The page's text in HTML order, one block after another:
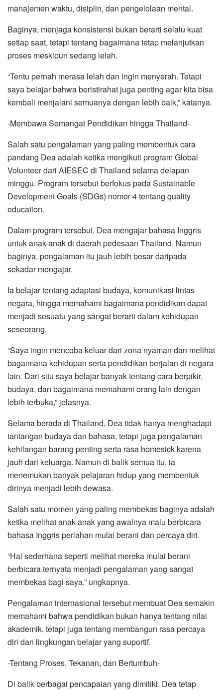
manajemen waktu, disiplin, dan pengelolaan mental.
Baginya, menjaga konsistensi bukan berarti selalu kuat
setiap saat, tetapi tentang bagaimana tetap melanjutkan
proses meskipun sedang lelah.
“Tentu pernah merasa lelah dan ingin menyerah. Tetapi
saya belajar bahwa beristirahat juga penting agar kita bisa
kembali menjalani semuanya dengan lebih baik,” katanya.
-Membawa Semangat Pendidikan hingga Thailand-
Salah satu pengalaman yang paling membentuk cara
pandang Dea adalah ketika mengikuti program Global
Volunteer dari AIESEC di Thailand selama delapan
minggu. Program tersebut berfokus pada Sustainable
Development Goals (SDGs) nomor 4 tentang quality
education.
Dalam program tersebut, Dea mengajar bahasa Inggris
untuk anak-anak di daerah pedesaan Thailand. Namun
baginya, pengalaman itu jauh lebih besar daripada
sekadar mengajar.
Ia belajar tentang adaptasi budaya, komunikasi lintas
negara, hingga memahami bagaimana pendidikan dapat
menjadi sesuatu yang sangat berarti dalam kehidupan
seseorang.
“Saya ingin mencoba keluar dari zona nyaman dan melihat
bagaimana kehidupan serta pendidikan berjalan di negara
lain. Dari situ saya belajar banyak tentang cara berpikir,
budaya, dan bagaimana memahami orang lain dengan
lebih terbuka,” jelasnya.
Selama berada di Thailand, Dea tidak hanya menghadapi
tantangan budaya dan bahasa, tetapi juga pengalaman
kehilangan barang penting serta rasa homesick karena
jauh dari keluarga. Namun di balik semua itu, ia
menemukan banyak pelajaran hidup yang membentuk
dirinya menjadi lebih dewasa.
Salah satu momen yang paling membekas baginya adalah
ketika melihat anak-anak yang awalnya malu berbicara
bahasa Inggris perlahan mulai berani dan percaya diri.
“Hal sederhana seperti melihat mereka mulai berani
berbicara ternyata menjadi pengalaman yang sangat
membekas bagi saya,” ungkapnya.
Pengalaman internasional tersebut membuat Dea semakin
memahami bahwa pendidikan bukan hanya tentang nilai
akademik, tetapi juga tentang membangun rasa percaya
diri dan lingkungan belajar yang suportif.
-Tentang Proses, Tekanan, dan Bertumbuh-
Di balik berbagai pencapaian yang dimiliki, Dea tetap